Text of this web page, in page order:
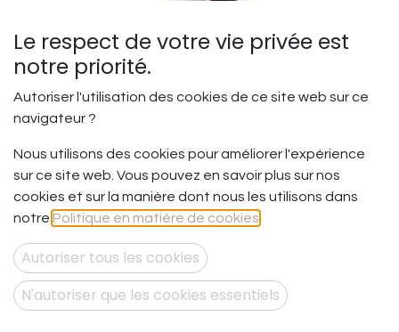
Faire impression - BO
Articulée
Faire impression.
Laisser une image, une trace ou une sensation dans la
mémoire de l’autre… parce qu’on est soi.
Bol d'air - Collection de Bo olfactives.
Le respect de votre vie privée est
notre priorité.
Autoriser l'utilisation des cookies de ce site web sur ce
navigateur ?
Nous utilisons des cookies pour améliorer l'expérience
sur ce site web. Vous pouvez en savoir plus sur nos
cookies et sur la manière dont nous les utilisons dans
notre Politique en matière de cookies
Autoriser tous les cookies
N'autoriser que les cookies essentiels